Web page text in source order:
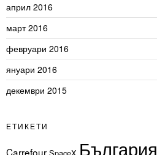
април 2016
март 2016
февруари 2016
януари 2016
декември 2015
ЕТИКЕТИ
Carrefour България